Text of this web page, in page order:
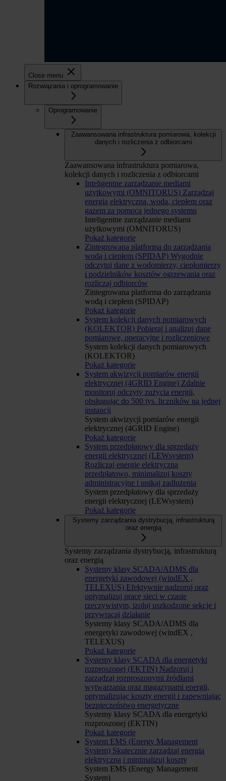
Close menu
Rozwiązania i oprogramowanie
Oprogramowanie
Zaawansowana infrastruktura pomiarowa, kolekcji
danych i rozliczenia z odbiorcami
Zaawansowana infrastruktura pomiarowa,
kolekcji danych i rozliczenia z odbiorcami
Inteligentne zarządzanie mediami
użytkowymi (OMNITORUS) Zarządzaj
energią elektryczną, wodą, ciepłem oraz
gazem za pomocą jednego systemu
Inteligentne zarządzanie mediami
użytkowymi (OMNITORUS)
Pokaż kategorię
Zintegrowana platforma do zarządzania
wodą i ciepłem (SPIDAP) Wygodnie
odczytuj dane z wodomierzy, ciepłomierzy
i podzielników kosztów ogrzewania oraz
rozliczaj odbiorców
Zintegrowana platforma do zarządzania
wodą i ciepłem (SPIDAP)
Pokaż kategorię
System kolekcji danych pomiarowych
(KOLEKTOR) Pobieraj i analizuj dane
pomiarowe, operacyjne i rozliczeniowe
System kolekcji danych pomiarowych
(KOLEKTOR)
Pokaż kategorię
System akwizycji pomiarów energii
elektrycznej (4GRID Engine) Zdalnie
monitoruj odczyty zużycia energii,
obsługując do 500 tys. liczników na jednej
instancji
System akwizycji pomiarów energii
elektrycznej (4GRID Engine)
Pokaż kategorię
System przedpłatowy dla sprzedaży
energii elektrycznej (LEWsystem)
Rozliczaj energię elektryczną
przedpłatowo, minimalizuj koszty
administracyjne i unikaj zadłużenia
System przedpłatowy dla sprzedaży
energii elektrycznej (LEWsystem)
Pokaż kategorię
Systemy zarządzania dystrybucją, infrastrukturą
oraz energią
Systemy zarządzania dystrybucją, infrastrukturą
oraz energią
Systemy klasy SCADA/ADMS dla
energetyki zawodowej (windEX ,
TELEXUS) Efektywnie nadzoruj oraz
optymalizuj pracę sieci w czasie
rzeczywistym, izoluj uszkodzone sekcje i
przywracaj działanie
Systemy klasy SCADA/ADMS dla
energetyki zawodowej (windEX ,
TELEXUS)
Pokaż kategorię
Systemy klasy SCADA dla energetyki
rozproszonej (EKTIN) Nadzoruj i
zarządzaj rozproszonymi źródłami
wytwarzania oraz magazynami energii,
optymalizując koszty energii i zapewniając
bezpieczeństwo energetyczne
Systemy klasy SCADA dla energetyki
rozproszonej (EKTIN)
Pokaż kategorię
System EMS (Energy Management
System) Skutecznie zarządzaj energią
elektryczną i minimalizuj koszty
System EMS (Energy Management
System)